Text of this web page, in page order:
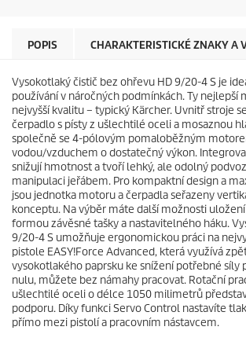
e
ePOPIS CHARAKTERISTICKÉ ZNAKY A
Vysokotlaký čistič bez ohřevu HD 9/20-4 S je
používání v náročných podmínkách. Ty nejlepší
nejvyšší kvalitu – typický Kärcher. Uvnitř stroje
čerpadlo s písty z ušlechtilé oceli a mosaznou
společně se 4-pólovým pomaloběžným
vodou/vzduchem o dostatečný výkon.
snižují hmotnost a tvoří lehký, ale odolný
manipulaci jeřábem. Pro kompaktní design a
jsou jednotka motoru a čerpadla seřazeny
konceptu. Na výběr máte další možnosti
formou závěsné tašky a nastavitelného háku.
9/20-4 S umožňuje ergonomickou práci na
pistole EASY!Force Advanced, která využívá
vysokotlakého paprsku ke snížení potřebné síly
nulu, můžete bez námahy pracovat. Rotační
ušlechtilé oceli o délce 1050 milimetrů
podporu. Díky funkci Servo Control nastavíte
přímo mezi pistolí a pracovním nástavcem.